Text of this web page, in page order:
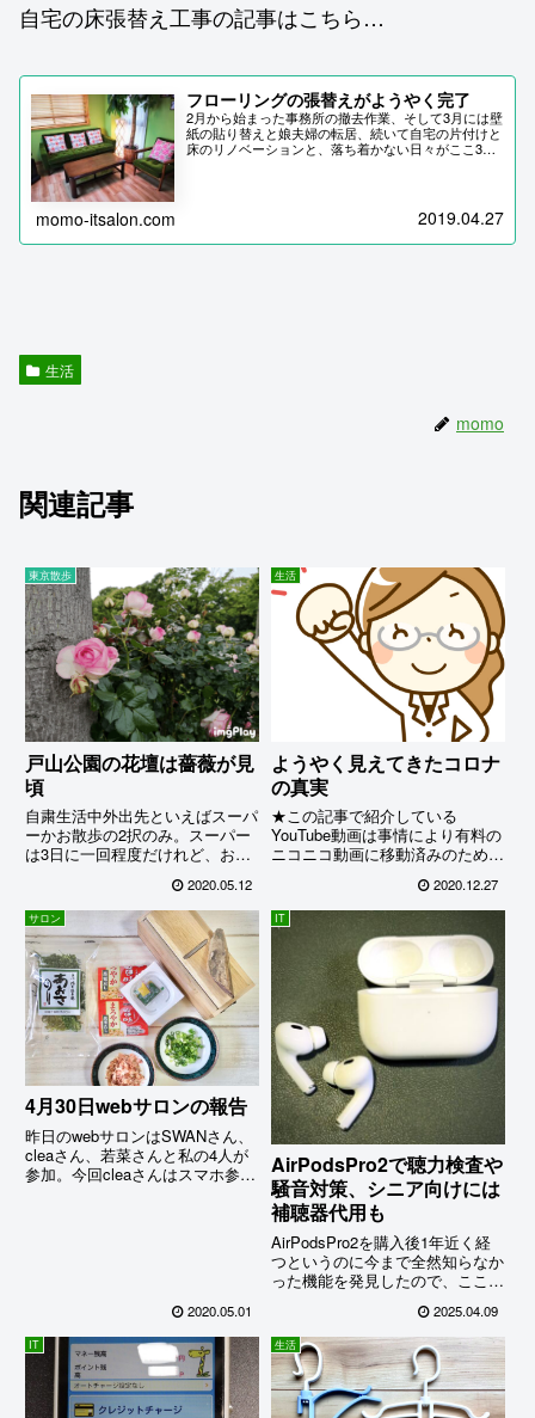
自宅の床張替え工事の記事はこちら…
フローリングの張替えがようやく完了
2月から始まった事務所の撤去作業、そして3月には壁
紙の貼り替えと娘夫婦の転居、続いて自宅の片付けと
床のリノベーションと、落ち着かない日々がここ3か
momo-itsalon.com 2019.04.27
生活
momo
関連記事
東京散歩
戸山公園の花壇は薔薇が見
頃
自粛生活中外出先といえばスーパ
ーかお散歩の2択のみ。スーパー
は3日に一回程度だけれど、お散
毎日出かけるようにしている。特
に戸山公園の花壇では今薔薇が見
頃なのでこの時期は絶対に外せな
い。ボランティアのみなさんが丹
精込めて育てた美しい薔薇が次々
に大輪を咲かせていて、眺めてい
るだけでハッピーホルモンが満ち
溢れてくる.....
2020.05.12
生活
ようやく見えてきたコロナ
の真実
★この記事で紹介している
YouTube動画は事情により有料の
ニコニコ動画に移動済みのためこ
申し訳ありません。m(__)mコロ
ナに関しては日本ではほとんど集
団免疫状態だと言うのに、相変わ
らず騒ぎ立てているマスコミ...
2020.12.27
サロン
4月30日webサロンの報告
昨日のwebサロンはSWANさん、
cleaさん、若菜さんと私の4人が
参加。今回cleaさんはスマホ参加
2020.05.01
IT
AirPodsPro2で聴力検査や
騒音対策、シニア向けには
補聴器代用も
AirPodsPro2を購入後1年近く経
つというのに今まで全然知らなか
った機能を発見したので、ここで
ヤレスのイヤホンといえば音楽好
きな若者が使っているイメージを
持つ人が多いように思うが、今の
私はシニア層こそぜひ...
2025.04.09
IT 生活